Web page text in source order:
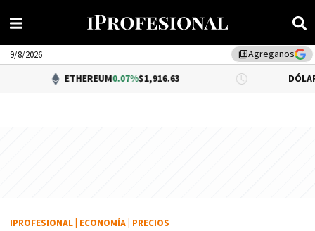
library_addAgreganos
9/8/2026
ETHEREUM0.07%$1,916.63 DÓLAR BNA
IPROFESIONAL ECONOMÍA PRECIOS